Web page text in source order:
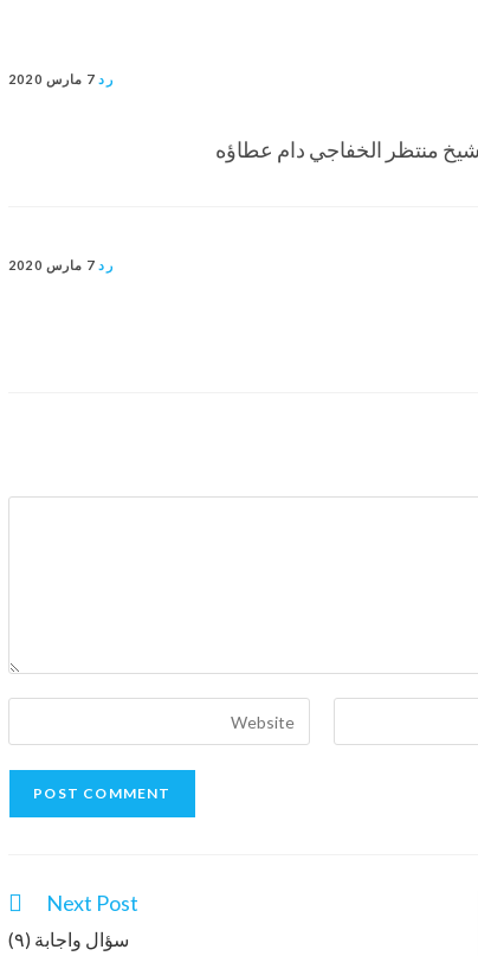
رد 7 مارس 2020
منتظر الخفاجي دام عطاؤه
رد 7 مارس 2020
Next Post
سؤال واجابة (٩)